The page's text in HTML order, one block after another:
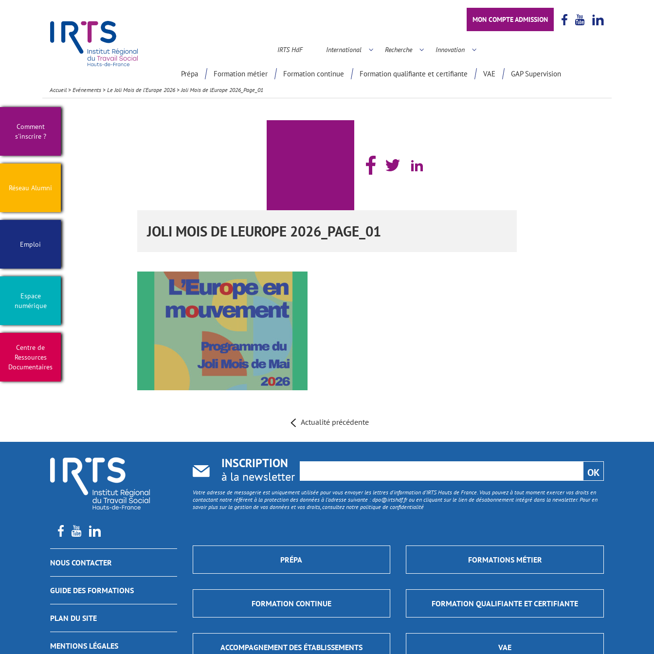
MON COMPTE ADMISSION
IRTS HdF International Recherche Innovation
Prépa Formation métier Formation continue Formation qualifiante et certifiante VAE GAP Supervision
Comment
s'inscrire ?
Réseau Alumni
Emploi
Espace
numérique
Centre de
Ressources
Documentaires
Accueil > Evénements > Le Joli Mois de l’Europe 2026 >Joli Mois de lEurope 2026_Page_01
JOLI MOIS DE LEUROPE 2026_PAGE_01
Actualité précédente
NOUS CONTACTER
GUIDE DES FORMATIONS
PLAN DU SITE
MENTIONS LÉGALES
INSCRIPTION
à la newsletter
Votre adresse de messagerie est uniquement utilisée pour vous envoyer les lettres d'information d’IRTS Hauts de France. Vous pouvez à tout moment exercer vos droits en
contactant notre référent à la protection des données à l’adresse suivante :dpo@irtshdf.frou en cliquant sur le lien de désabonnement intégré dans la newsletter. Pour en
savoir plus sur la gestion de vos données et vos droits, consultez notre politique de confidentialité
PRÉPA FORMATIONS MÉTIER
FORMATION CONTINUE FORMATION QUALIFIANTE ET CERTIFIANTE
ACCOMPAGNEMENT DES ÉTABLISSEMENTS VAE